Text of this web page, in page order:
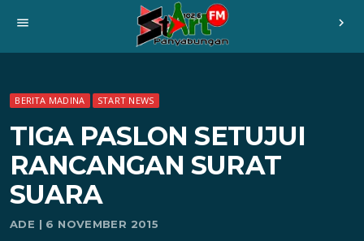
menu chevron_right
BERITA MADINA START NEWS
TIGA PASLON SETUJUI
RANCANGAN SURAT
SUARA
ADE | 6 NOVEMBER 2015